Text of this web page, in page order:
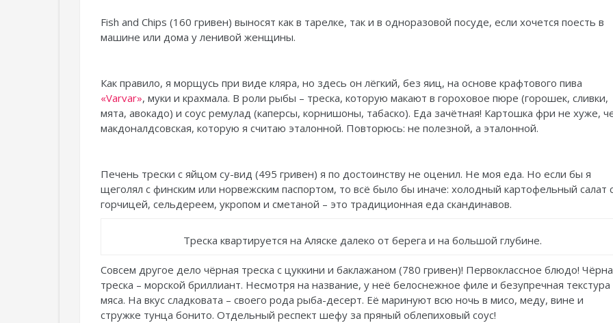
Fish and Chips (160 гривен) выносят как в тарелке, так и в одноразовой посуде, если хочется поесть в
машине или дома у ленивой женщины.
Как правило, я морщусь при виде кляра, но здесь он лёгкий, без яиц, на основе крафтового пива
«Varvar», муки и крахмала. В роли рыбы – треска, которую макают в гороховое пюре (горошек, сливки,
мята, авокадо) и соус ремулад (каперсы, корнишоны, табаско). Еда зачётная! Картошка фри не хуже,
макдоналдсовская, которую я считаю эталонной. Повторюсь: не полезной, а эталонной.
Печень трески с яйцом су-вид (495 гривен) я по достоинству не оценил. Не моя еда. Но если бы я
щеголял с финским или норвежским паспортом, то всё было бы иначе: холодный картофельный салат
горчицей, сельдереем, укропом и сметаной – это традиционная еда скандинавов.
Треска квартируется на Аляске далеко от берега и на большой глубине.
Совсем другое дело чёрная треска с цуккини и баклажаном (780 гривен)! Первоклассное блюдо!
треска – морской бриллиант. Несмотря на название, у неё белоснежное филе и безупречная текстура
мяса. На вкус сладковата – своего рода рыба-десерт. Её маринуют всю ночь в мисо, меду, вине и
стружке тунца бонито. Отдельный респект шефу за пряный облепиховый соус!